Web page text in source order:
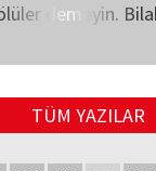
demeyin.
TÜM YAZILAR